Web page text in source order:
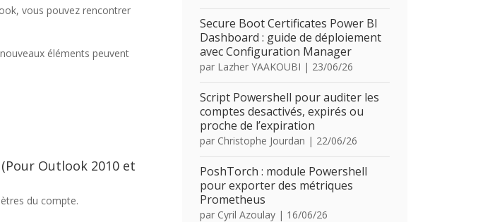
vous pouvez rencontrer
éléments peuvent
Outlook 2010 et
du compte.
Secure Boot Certificates Power BI
Dashboard : guide de déploiement
avec Configuration Manager
par Lazher YAAKOUBI | 23/06/26
Script Powershell pour auditer les
comptes desactivés, expirés ou
proche de l’expiration
par Christophe Jourdan | 22/06/26
PoshTorch : module Powershell
pour exporter des métriques
Prometheus
par Cyril Azoulay| 16/06/26